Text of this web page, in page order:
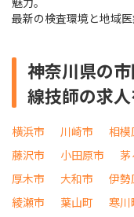
最新の検査環境と地域
神奈川県の
線技師の求
横浜市 川崎市 相模
藤沢市
小田原市 茅
厚木市
大和市 伊勢
綾瀬市
葉山町 寒川